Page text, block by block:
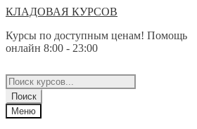
КЛАДОВАЯ КУРСОВ
Курсы по доступным ценам! Помощь
онлайн 8:00 - 23:00
Поиск
товаров
Поиск
Меню